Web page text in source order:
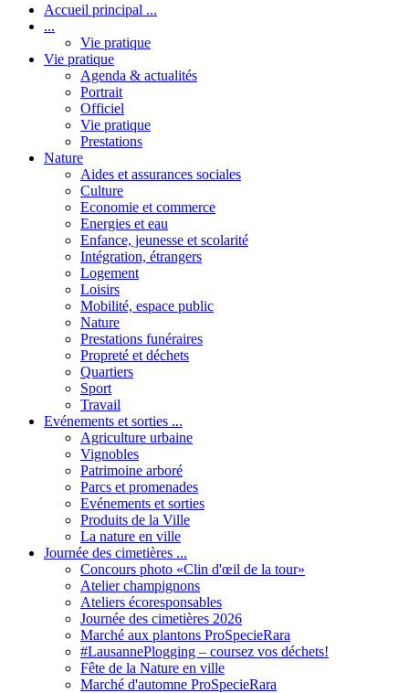
Accueil principal ...
...
Vie pratique
Vie pratique
Agenda & actualités
Portrait
Officiel
Vie pratique
Prestations
Nature
Aides et assurances sociales
Culture
Economie et commerce
Energies et eau
Enfance, jeunesse et scolarité
Intégration, étrangers
Logement
Loisirs
Mobilité, espace public
Nature
Prestations funéraires
Propreté et déchets
Quartiers
Sport
Travail
Evénements et sorties ...
Agriculture urbaine
Vignobles
Patrimoine arboré
Parcs et promenades
Evénements et sorties
Produits de la Ville
La nature en ville
Journée des cimetières ...
Concours photo «Clin d'œil de la tour»
Atelier champignons
Ateliers écoresponsables
Journée des cimetières 2026
Marché aux plantons ProSpecieRara
#LausannePlogging – coursez vos déchets!
Fête de la Nature en ville
Marché d'automne ProSpecieRara